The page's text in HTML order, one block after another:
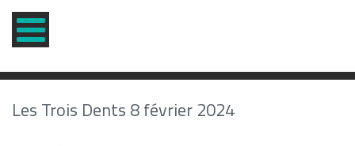
Les Trois Dents 8 février 2024